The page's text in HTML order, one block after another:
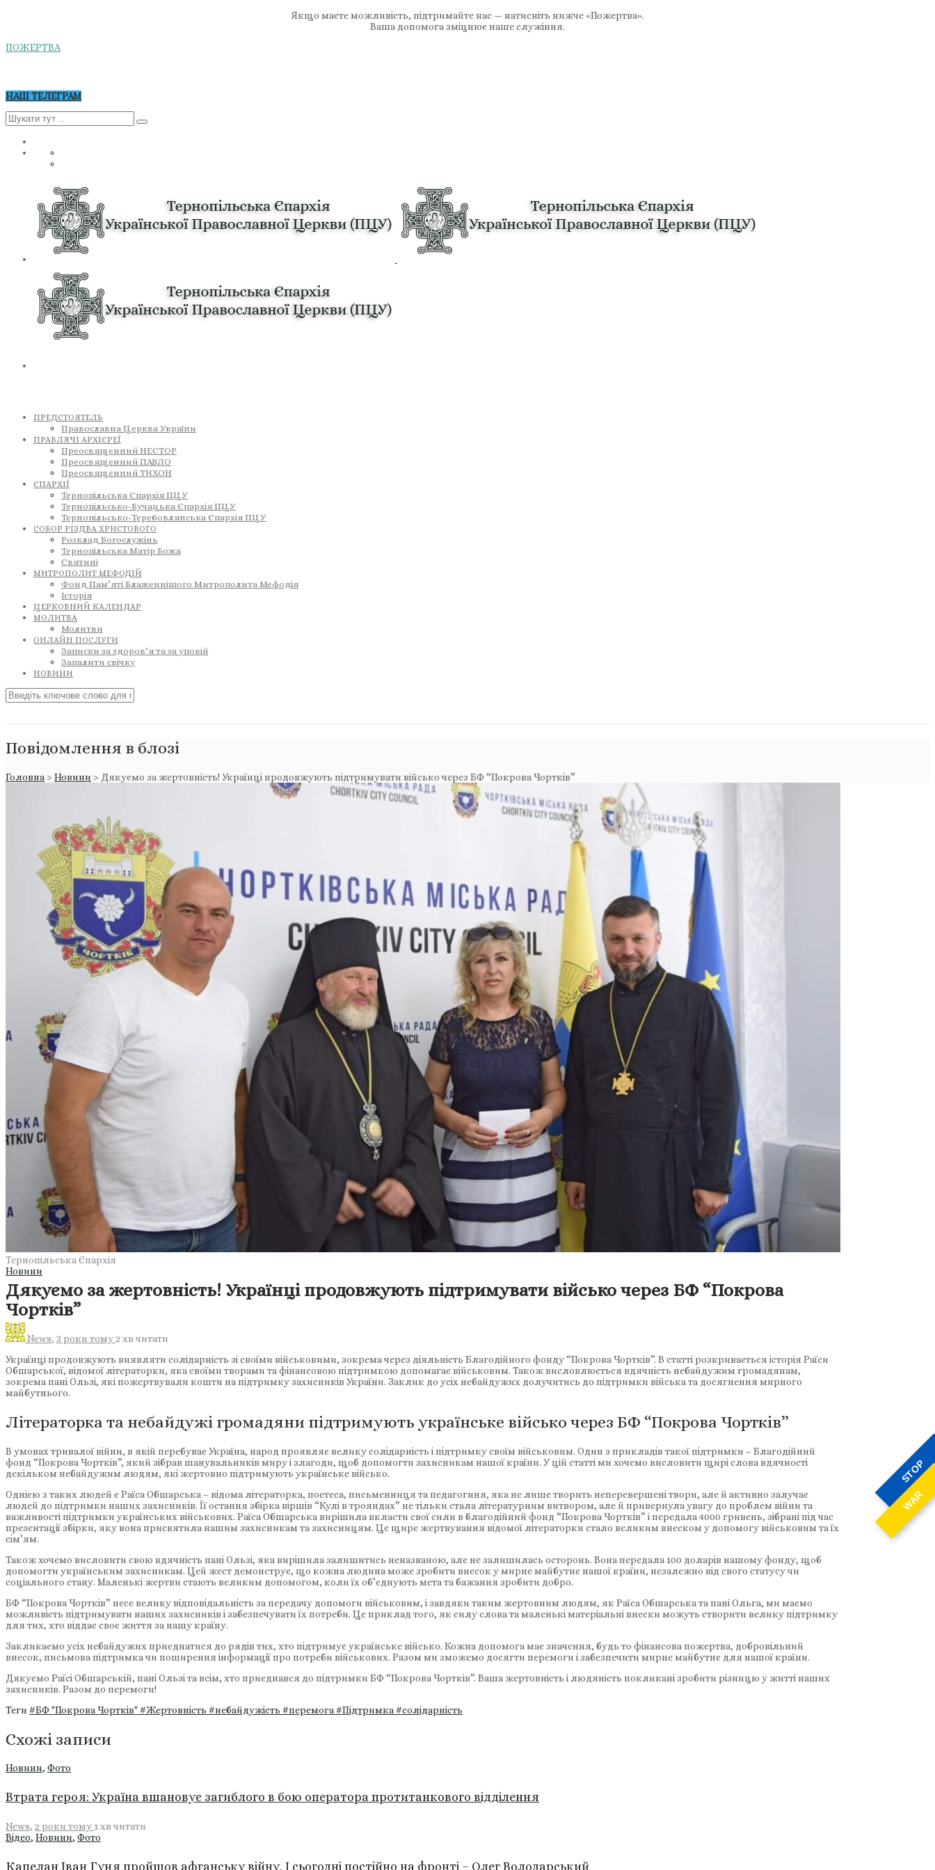
STOP
WAR
Якщо маєте можливість, підтримайте нас — натисніть нижче «Пожертва».
Ваша допомога зміцнює наше служіння.
ПОЖЕРТВА
НАШ ТЕЛЕГРАМ
ПРЕДСТОЯТЕЛЬ
Православна Церква України
ПРАВЛЯЧІ АРХІЄРЕЇ
Преосвященний НЕСТОР
Преосвященний ПАВЛО
Преосвященний ТИХОН
ЄПАРХІЇ
Тернопільська Єпархія ПЦУ
Тернопільсько-Бучацька Єпархія ПЦУ
Тернопільсько-Теребовлянська Єпархія ПЦУ
СОБОР РІЗДВА ХРИСТОВОГО
Розклад Богослужінь
Тернопільська Матір Божа
Святині
МИТРОПОЛИТ МЕФОДІЙ
Фонд Пам’яті Блаженнішого Митрополита Мефодія
Історія
ЦЕРКОВНИЙ КАЛЕНДАР
МОЛИТВА
Молитви
ОНЛАЙН ПОСЛУГИ
Записки за здоров’я та за упокій
Запалити свічку
НОВИНИ
Повідомлення в блозі
Головна > Новини > Дякуємо за жертовність! Українці продовжують підтримувати військо через БФ “Покрова Чортків”
Тернопільська Єпархія
Новини
Дякуємо за жертовність! Українці продовжують підтримувати військо через БФ “Покрова
Чортків”
News, 3 роки тому 2 хв читати
Українці продовжують виявляти солідарність зі своїми військовими, зокрема через діяльність Благодійного фонду “Покрова Чортків”. В статті розкривається історія Раїси
Обшарської, відомої літераторки, яка своїми творами та фінансовою підтримкою допомагає військовим. Також висловлюється вдячність небайдужим громадянам,
зокрема пані Ользі, які пожертвували кошти на підтримку захисників України. Заклик до усіх небайдужих долучитись до підтримки війська та досягнення мирного
майбутнього.
Літераторка та небайдужі громадяни підтримують українське військо через БФ “Покрова Чортків”
В умовах тривалої війни, в якій перебуває Україна, народ проявляє велику солідарність і підтримку своїм військовим. Один з прикладів такої підтримки – Благодійний
фонд “Покрова Чортків”, який зібрав шанувальників миру і злагоди, щоб допомогти захисникам нашої країни. У цій статті ми хочемо висловити щирі слова вдячності
декільком небайдужим людям, які жертовно підтримують українське військо.
Однією з таких людей є Раїса Обшарська – відома літераторка, поетеса, письменниця та педагогиня, яка не лише творить неперевершені твори, але й активно залучає
людей до підтримки наших захисників. Її остання збірка віршів “Кулі в трояндах” не тільки стала літературним витвором, але й привернула увагу до проблем війни та
важливості підтримки українських військових. Раїса Обшарська вирішила вкласти свої сили в благодійний фонд “Покрова Чортків” і передала 4000 гривень, зібрані під час
презентації збірки, яку вона присвятила нашим захисникам та захисницям. Це щире жертвування відомої літераторки стало великим внеском у допомогу військовим та їх
сім’ям.
Також хочемо висловити свою вдячність пані Ользі, яка вирішила залишитись неназваною, але не залишилась осторонь. Вона передала 100 доларів нашому фонду, щоб
допомогти українським захисникам. Цей жест демонструє, що кожна людина може зробити внесок у мирне майбутнє нашої країни, незалежно від свого статусу чи
соціального стану. Маленькі жертви стають великим допомогом, коли їх об’єднують мета та бажання зробити добро.
БФ “Покрова Чортків” несе велику відповідальність за передачу допомоги військовим, і завдяки таким жертовним людям, як Раїса Обшарська та пані Ольга, ми маємо
можливість підтримувати наших захисників і забезпечувати їх потреби. Це приклад того, як силу слова та маленькі матеріальні внески можуть створити велику підтримку
для тих, хто віддає своє життя за нашу країну.
Закликаємо усіх небайдужих приєднатися до рядів тих, хто підтримує українське військо. Кожна допомога має значення, будь то фінансова пожертва, добровільний
внесок, письмова підтримка чи поширення інформації про потреби військових. Разом ми зможемо досягти перемоги і забезпечити мирне майбутнє для нашої країни.
Дякуємо Раїсі Обшарській, пані Ользі та всім, хто приєднався до підтримки БФ “Покрова Чортків”. Ваша жертовність і людяність покликані зробити різницю у житті наших
захисників. Разом до перемоги!
Теги #БФ "Покрова Чортків" #Жертовність #небайдужість #перемога#Підтримка#солідарність
Схожі записи
Новини, Фото
Втрата героя: Україна вшановує загиблого в бою оператора протитанкового відділення
News, 2 роки тому 1 хв читати
Відео, Новини, Фото
Капелан Іван Гуня пройшов афганську війну. І сьогодні постійно на фронті – Олег Володарський